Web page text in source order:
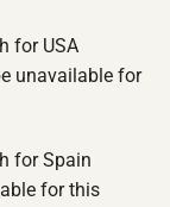
for USA
unavailable for
for Spain
for this